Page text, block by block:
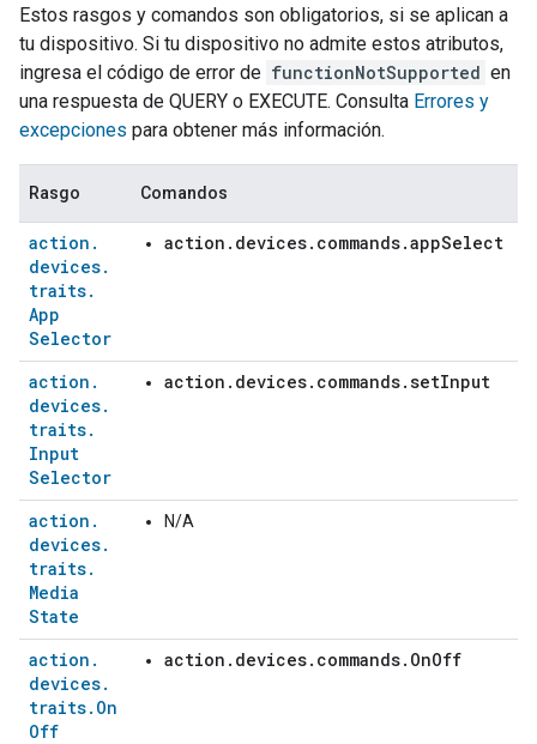
Estos rasgos y comandos son obligatorios, si se aplican a
tu dispositivo. Si tu dispositivo no admite estos atributos,
ingresa el código de error de functionNotSupported en
una respuesta de QUERY o EXECUTE. Consulta Errores y
excepciones para obtener más información.
Rasgo Comandos
action .
devices.
traits.
App
Selector
action.devices.commands.appSelect
action .
devices.
traits.
Input
Selector
action.devices.commands.setInput
action .
devices.
traits.
Media
State
N/A
action .
devices.
traits. On
Off
action.devices.commands.OnOff